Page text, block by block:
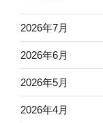
2026年7月
2026年6月
2026年5月
2026年4月